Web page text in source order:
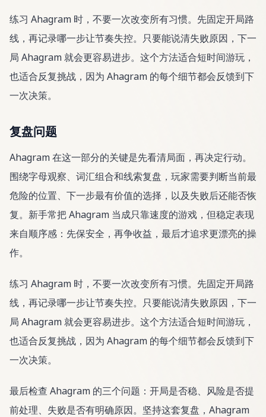
练习 Ahagram 时，不要一次改变所有习惯。先固定开局路
线，再记录哪一步让节奏失控。只要能说清失败原因，下一
局 Ahagram 就会更容易进步。这个方法适合短时间游玩，
也适合反复挑战，因为 Ahagram 的每个细节都会反馈到下
一次决策。
复盘问题
Ahagram 在这一部分的关键是先看清局面，再决定行动。
围绕字母观察、词汇组合和线索复盘，玩家需要判断当前最
危险的位置、下一步最有价值的选择，以及失败后还能否恢
复。新手常把 Ahagram 当成只靠速度的游戏，但稳定表现
来自顺序感：先保安全，再争收益，最后才追求更漂亮的操
作。
练习 Ahagram 时，不要一次改变所有习惯。先固定开局路
线，再记录哪一步让节奏失控。只要能说清失败原因，下一
局 Ahagram 就会更容易进步。这个方法适合短时间游玩，
也适合反复挑战，因为 Ahagram 的每个细节都会反馈到下
一次决策。
最后检查 Ahagram 的三个问题：开局是否稳、风险是否提
前处理、失败是否有明确原因。坚持这套复盘，Ahagram